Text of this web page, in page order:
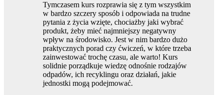
Tymczasem kurs rozprawia się z tym wszystkim
w bardzo szczery sposób i odpowiada na trudne
pytania z życia wzięte, chociażby jaki wybrać
produkt, żeby mieć najmniejszy negatywny
wpływ na środowisko. Jest w nim bardzo dużo
praktycznych porad czy ćwiczeń, w które trzeba
zainwestować trochę czasu, ale warto! Kurs
solidnie porządkuje wiedzę odnośnie rodzajów
odpadów, ich recyklingu oraz działań, jakie
jednostki mogą podejmować.